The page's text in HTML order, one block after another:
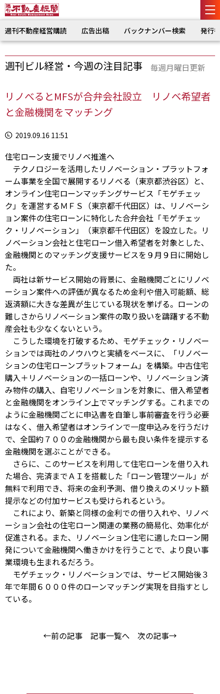
週刊不動産経営購読 広告出稿 バックナンバー検索 発行
週刊ビル経営・今週の注目記事 毎週月曜日更新
リノべるとMFSが合弁会社設立 リノベ希望者
と金融機関をマッチング
2019.09.16 11:51
住宅ローン支援でリノベ推進へ
テクノロジーを活用したリノベーション・プラットフォ
ーム事業を全国で展開するリノべる（東京都渋谷区）と、
オンライン住宅ローンマッチングサービス「モゲチェッ
ク」を運営するＭＦＳ（東京都千代田区）は、リノベーシ
ョン案件の住宅ローンに特化した合弁会社「モゲチェッ
ク・リノベーション」（東京都千代田区）を設立した。リ
ノベーション会社と住宅ローン借入希望者を対象とした、
金融機関とのマッチング支援サービスを９月９日に開始し
た。
両社は新サービス開始の背景に、金融機関ごとにリノベ
ーション案件への評価が異なるため金利や借入可能額、総
返済額に大きな差異が生じている現状を挙げる。ローンの
難しさからリノベーション案件の取り扱いを躊躇する不動
産会社も少なくないという。
こうした環境を打破するため、モゲチェック・リノベー
ションでは両社のノウハウと実績をベースに、「リノベー
ションの住宅ローンプラットフォーム」を構築。中古住宅
購入＋リノベーションの一括ローンや、リノベーション済
み物件の購入、自宅リノベーションを対象に、借入希望者
と金融機関をオンライン上でマッチングする。これまでの
ように金融機関ごとに申込書を自筆し事前審査を行う必要
はなく、借入希望者はオンラインで一度申込みを行うだけ
で、全国約７００の金融機関から最も良い条件を提示する
金融機関を選ぶことができる。
さらに、このサービスを利用して住宅ローンを借り入れ
た場合、完済までＡＩを搭載した「ローン管理ツール」が
無料で利用でき、将来の金利予測、借り換えのメリット額
提示などの付加サービスも受けられるという。
これにより、新築と同様の金利での借り入れや、リノベ
ーション会社の住宅ローン関連の業務の簡易化、効率化が
促進される。また、リノベーション住宅に適したローン開
発について金融機関へ働きかけを行うことで、より良い事
業環境も生まれるだろう。
モゲチェック・リノベーションでは、サービス開始後３
年で年間６０００件のローンマッチング実現を目指すとし
ている。
←前の記事 記事一覧へ 次の記事→